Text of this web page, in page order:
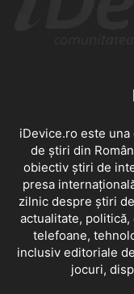
iDevice.ro este
de știri din
obiectiv știri de
presa
zilnic despre știri
actualitate,
telefoane,
inclusiv editoriale
jocuri,